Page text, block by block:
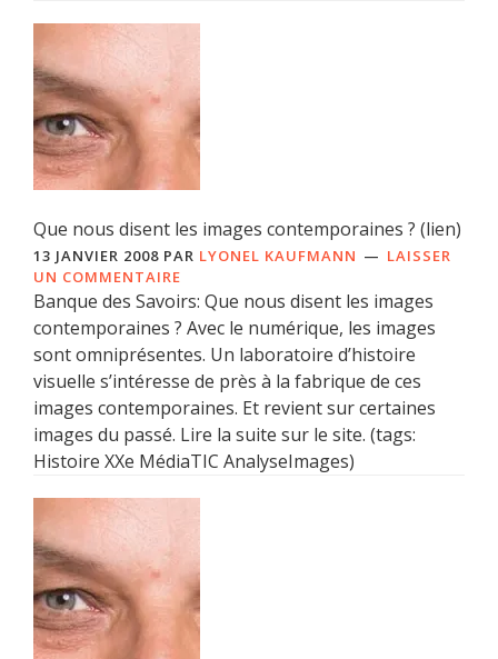
Que nous disent les images contemporaines ? (lien)
13 JANVIER 2008 PAR LYONEL KAUFMANN
LAISSER
UN COMMENTAIRE
Banque des Savoirs: Que nous disent les images
contemporaines ? Avec le numérique, les images
sont omniprésentes. Un laboratoire d’histoire
visuelle s’intéresse de près à la fabrique de ces
images contemporaines. Et revient sur certaines
images du passé. Lire la suite sur le site. (tags:
Histoire XXe MédiaTIC AnalyseImages)